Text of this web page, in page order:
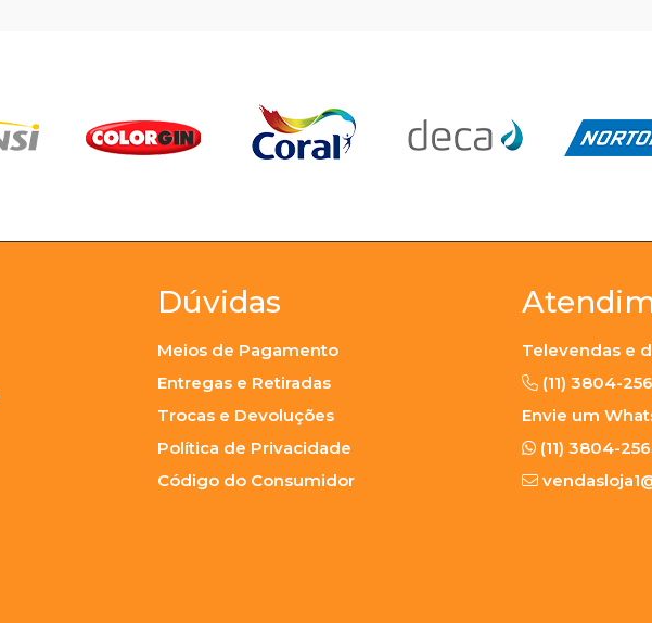
Dúvidas
Meios de Pagamento
Entregas e Retiradas
Trocas e Devoluções
Política de Privacidade
Código do Consumidor
Televendas e
(11) 3804-
Envie um
(11) 3804-